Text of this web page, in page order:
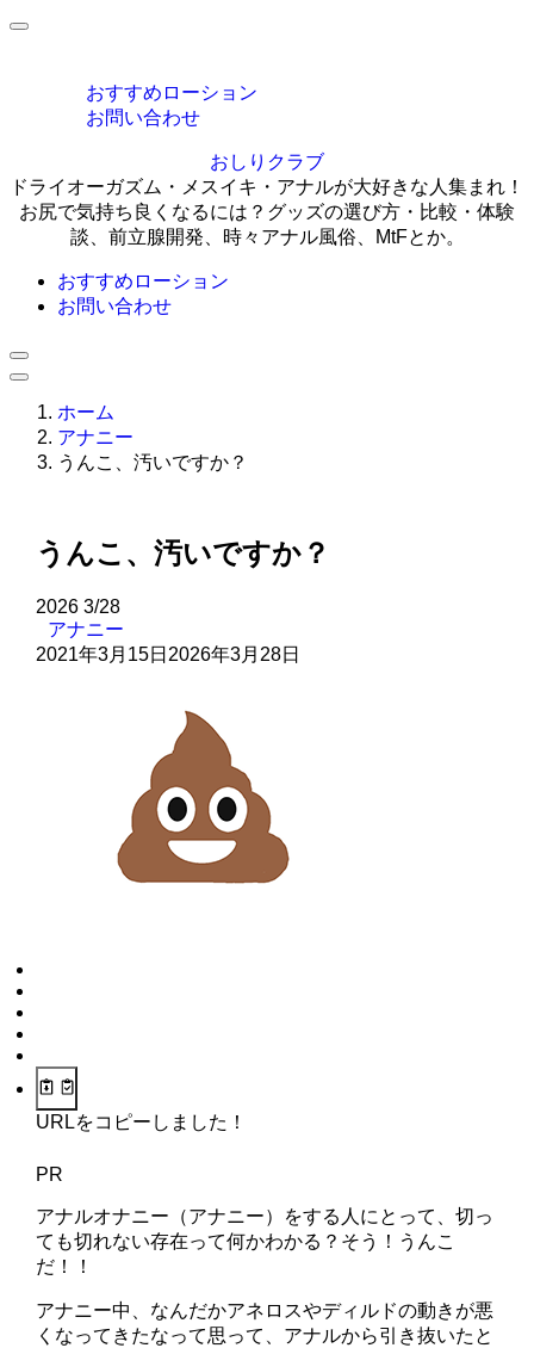
おすすめローション
お問い合わせ
おしりクラブ
ドライオーガズム・メスイキ・アナルが大好きな人集まれ！
お尻で気持ち良くなるには？グッズの選び方・比較・体験
談、前立腺開発、時々アナル風俗、MtFとか。
おすすめローション
お問い合わせ
ホーム
アナニー
うんこ、汚いですか？
うんこ、汚いですか？
2026 3/28
アナニー
2021年3月15日 2026年3月28日
URLをコピーしました！
PR
アナルオナニー（アナニー）をする人にとって、切っ
ても切れない存在って何かわかる？そう！うんこ
だ！！
アナニー中、なんだかアネロスやディルドの動きが悪
くなってきたなって思って、アナルから引き抜いたと